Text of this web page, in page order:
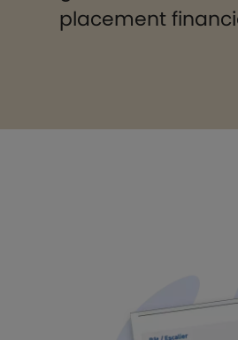
placement